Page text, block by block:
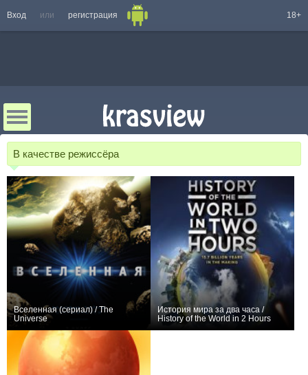
Вход или регистрация 18+
В качестве режиссёра
Вселенная (сериал) / The
Universe
История мира за два часа /
History of the World in 2 Hours